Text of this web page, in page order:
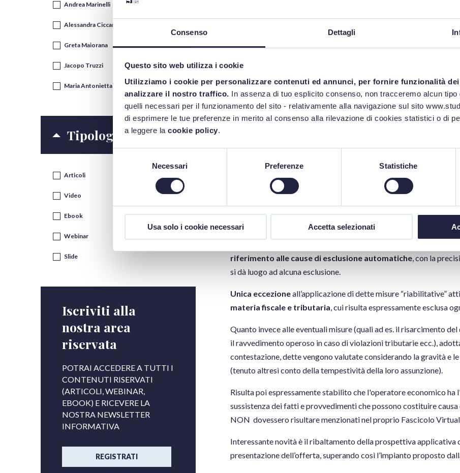
Consenso Dettagli
Questo sito web utilizza i cookie
Utilizziamo i cookie per personalizzare contenuti ed annunci, per fornire funzionalità
analizzare il nostro traffico. In assenza di tuo esplicito consenso, non tracceremo alcun
quelli necessari per il funzionamento del sito - relativamente alla navigazione sul sito
di esprimere le tue preferenze in merito al consenso alla rilevazione di cookies statistici o di
a leggere la cookie policy.
Selezione
Necessari Preferenze Statistiche
Usa solo i cookie necessari Accetta selezionati
Andrea Marinelli
Alessandra Ciccarelli
Greta Maiorana
Jacopo Truzzi
Maria Antonietta Portaluri
Tipologia contenuti
Articoli
Video
Ebook
Webinar
Slide
Iscriviti alla
nostra area
riservata
POTRAI ACCEDERE A TUTTI I
CONTENUTI RISERVATI
(ARTICOLI, WEBINAR,
EBOOK) E RICEVERE LA
NOSTRA NEWSLETTER
INFORMATIVA
REGISTRATI
Cause di esclusione “non
L’art. 95prevede invece le
” (o
appaltante è riconosciuta la facoltà di valutare
circostanza che la condizione avveratasi non abbia ricadute
Quelle previste nei successivi commi dell’art 95 sono le gravi
ambientalee sociale, ilconflitto di interessenon risolvibile, la
l’imputabilità delle offerte ad un unico centro decisionale, il
superiore ad € 5.000,00)
La gravità deve in ogni caso essere valutata in relazione al valore
Disciplina dell’esclusione
Quanto all’ viene introdotta per la prima volta una
riferimento alle cause di esclusione automatiche, con la
si dà luogo ad alcuna esclusione.
Unica eccezioneall’applicazione di dette misure “riabilitative”
materia fiscale e tributaria, cui risulta espressamente esclusa
Quanto invece alle eventuali misure (quali ad es. il risarcimento
il ravvedimento operoso in caso di violazioni tributarie ecc.),
contestazione, dette vengono valutate considerando la gravità e
(tenuto altresì conto della tempestività della loro assunzione).
Risulta poi espressamente stabilito che l'operatore economico
sussistenza dei fatti e provvedimenti che possono costituire
NON dovessero risultare menzionati nel proprio Fascicolo
Interessante novità è il ribaltamento della prospettiva applicativa
presentazione dell’offerta, superando così l’impianto proposto